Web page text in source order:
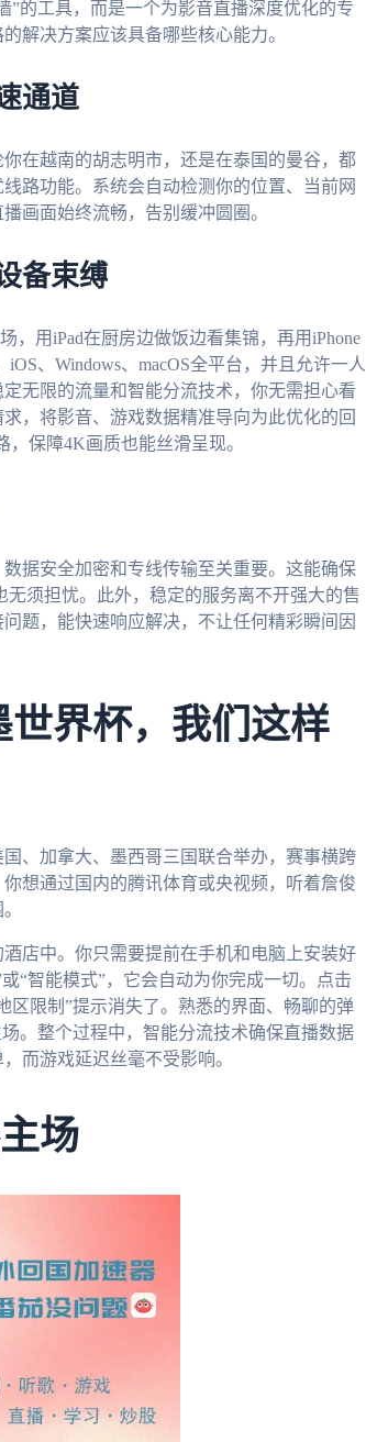
”的工具，而是一个为影音直播深度优化的专
解决方案应该具备哪些核心能力。
通道
在越南的胡志明市，还是在泰国的曼谷，都
路功能。系统会自动检测你的位置、当前网
画面始终流畅，告别缓冲圆圈。
备束缚
，用iPad在厨房边做饭边看集锦，再用iPhone
、Windows、macOS全平台，并且允许一人
无限的流量和智能分流技术，你无需担心看
，将影音、游戏数据精准导向为此优化的回
保障4K画质也能丝滑呈现。
据安全加密和专线传输至关重要。这能确保
须担忧。此外，稳定的服务离不开强大的售
题，能快速响应解决，不让任何精彩瞬间因
界杯，我们这样
、加拿大、墨西哥三国联合举办，赛事横跨
想通过国内的腾讯体育或央视频，听着詹俊
店中。你只需要提前在手机和电脑上安装好
“智能模式”，它会自动为你完成一切。点击
区限制”提示消失了。熟悉的界面、畅聊的弹
。整个过程中，智能分流技术确保直播数据
而游戏延迟丝毫不受影响。
场